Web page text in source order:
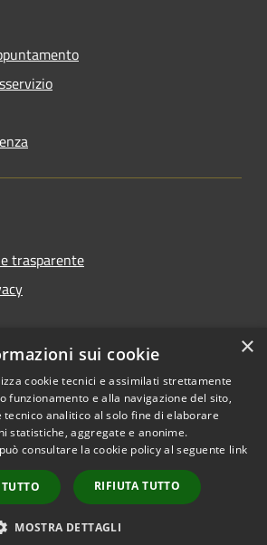
trasparente
accessibilità
Copyright © 2026 • Comune di
Molinella • Powered by
Municipium•
Accesso
redazione
×
sui cookie
cookie tecnici e assimilati strettamente
funzionamento e alla navigazione del sito,
tecnico analitico al solo fine di elaborare
statistiche, aggregate e anonime.
consultare la cookie policy al seguente link
RIFIUTA TUTTO
MOSTRA DETTAGLI